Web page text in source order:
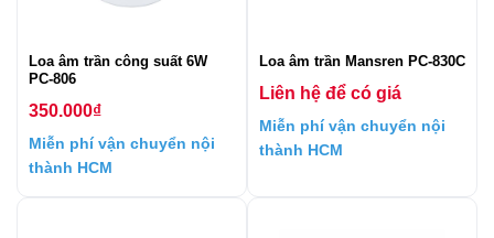
Loa âm trần công suất 6W
PC-806
350.000₫
Miễn phí vận chuyển nội
thành HCM
Loa âm trần Mansren PC-830C
Liên hệ để có giá
Miễn phí vận chuyển nội
thành HCM